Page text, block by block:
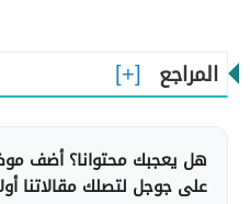
المراجع
هل يعجبك محتوانا؟ أضف
على جوجل لتصلك مقالاتنا